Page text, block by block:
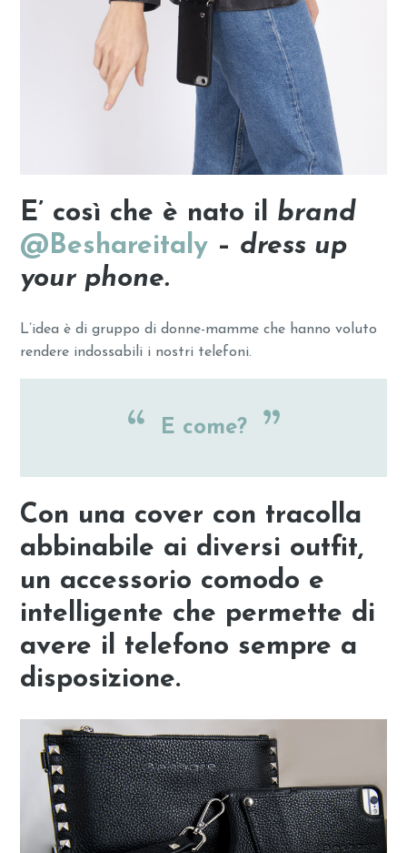
E’ così che è nato il brand
@Beshareitaly – dress up
your phone.
L’idea è di gruppo di donne-mamme che hanno voluto
rendere indossabili i nostri telefoni.
E come?
Con una cover con tracolla
abbinabile ai diversi outfit,
un accessorio comodo e
intelligente che permette di
avere il telefono sempre a
disposizione.